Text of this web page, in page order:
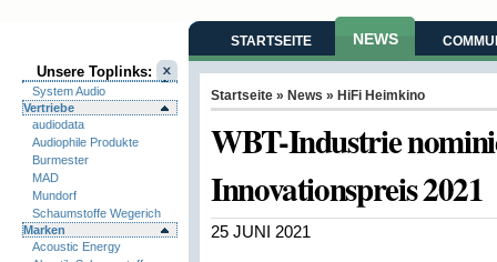
Unsere Toplinks:
System Audio
Vertriebe
audiodata
Audiophile Produkte
Burmester
MAD
Mundorf
Schaumstoffe Wegerich
Marken
Acoustic Energy
STARTSEITE NEWS
Startseite » News » HiFi Heimkino
WBT-Industrie
Innovationspreis 2021
25 JUNI 2021